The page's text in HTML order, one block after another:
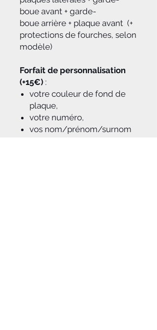
boue avant + garde-
boue arrière + plaque avant (+
protections de fourches, selon
modèle)
Forfait de personnalisation
(+15€) :
votre couleur de fond de
plaque,
votre numéro,
vos nom/prénom/surnom